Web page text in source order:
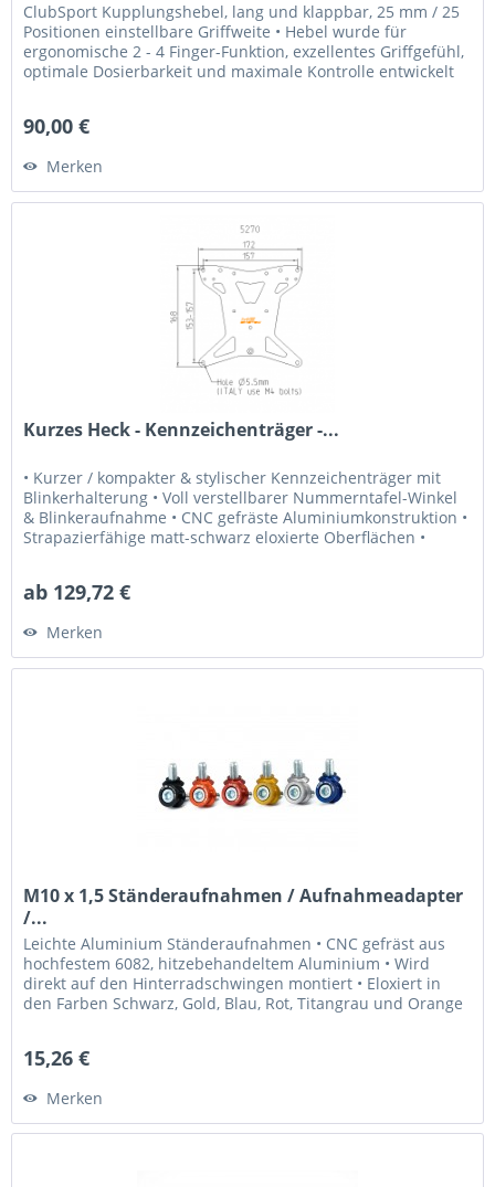
ClubSport Kupplungshebel, lang und klappbar, 25 mm / 25
Positionen einstellbare Griffweite • Hebel wurde für
ergonomische 2 - 4 Finger-Funktion, exzellentes Griffgefühl,
optimale Dosierbarkeit und maximale Kontrolle entwickelt
90,00 €
Merken
Kurzes Heck - Kennzeichenträger -...
• Kurzer / kompakter & stylischer Kennzeichenträger mit
Blinkerhalterung • Voll verstellbarer Nummerntafel-Winkel
& Blinkeraufnahme • CNC gefräste Aluminiumkonstruktion •
Strapazierfähige matt-schwarz eloxierte Oberflächen •
ab 129,72 €
Merken
M10 x 1,5 Ständeraufnahmen / Aufnahmeadapter
/...
Leichte Aluminium Ständeraufnahmen • CNC gefräst aus
hochfestem 6082, hitzebehandeltem Aluminium • Wird
direkt auf den Hinterradschwingen montiert • Eloxiert in
den Farben Schwarz, Gold, Blau, Rot, Titangrau und Orange
15,26 €
Merken